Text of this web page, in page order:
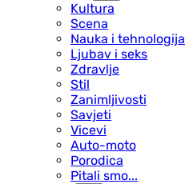
Kultura
Scena
Nauka i tehnologija
Ljubav i seks
Zdravlje
Stil
Zanimljivosti
Savjeti
Vicevi
Auto-moto
Porodica
Pitali smo...